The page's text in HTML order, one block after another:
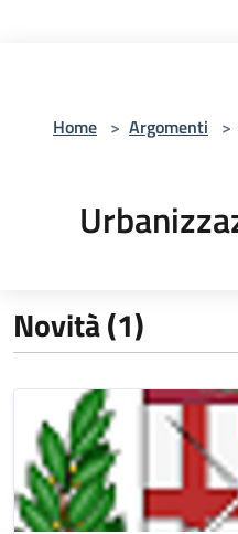
Home > Argomenti >
Novità (1)